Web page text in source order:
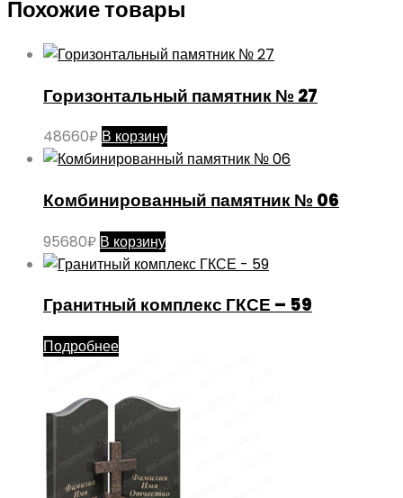
Похожие товары
Горизонтальный памятник № 27
48660₽ В корзину
Комбинированный памятник № 06
95680₽ В корзину
Гранитный комплекс ГКСЕ – 59
Подробнее